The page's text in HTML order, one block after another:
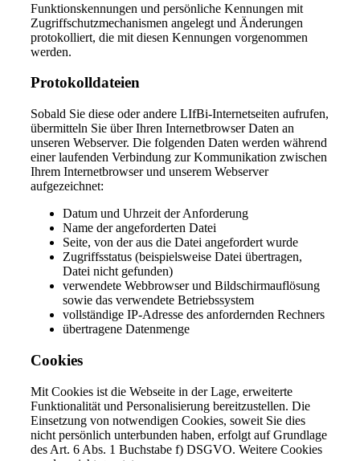
Funktionskennungen und persönliche Kennungen mit
Zugriffschutzmechanismen angelegt und Änderungen
protokolliert, die mit diesen Kennungen vorgenommen
werden.
Protokolldateien
Sobald Sie diese oder andere LIfBi-Internetseiten aufrufen,
übermitteln Sie über Ihren Internetbrowser Daten an
unseren Webserver. Die folgenden Daten werden während
einer laufenden Verbindung zur Kommunikation zwischen
Ihrem Internetbrowser und unserem Webserver
aufgezeichnet:
Datum und Uhrzeit der Anforderung
Name der angeforderten Datei
Seite, von der aus die Datei angefordert wurde
Zugriffsstatus (beispielsweise Datei übertragen,
Datei nicht gefunden)
verwendete Webbrowser und Bildschirmauflösung
sowie das verwendete Betriebssystem
vollständige IP-Adresse des anfordernden Rechners
übertragene Datenmenge
Cookies
Mit Cookies ist die Webseite in der Lage, erweiterte
Funktionalität und Personalisierung bereitzustellen. Die
Einsetzung von notwendigen Cookies, soweit Sie dies
nicht persönlich unterbunden haben, erfolgt auf Grundlage
des Art. 6 Abs. 1 Buchstabe f) DSGVO. Weitere Cookies